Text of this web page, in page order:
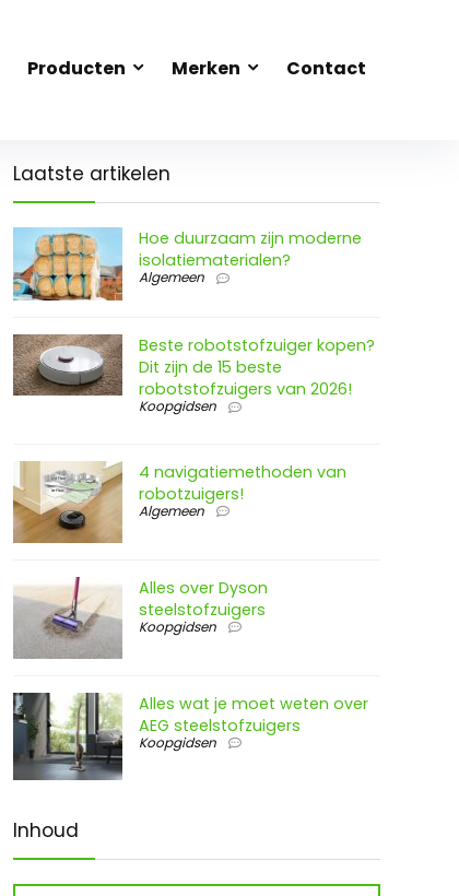
Producten Merken Contact
Laatste artikelen
Hoe duurzaam zijn moderne
isolatiematerialen?
Algemeen
Beste robotstofzuiger kopen?
Dit zijn de 15 beste
robotstofzuigers van 2026!
Koopgidsen
4 navigatiemethoden van
robotzuigers!
Algemeen
Alles over Dyson
steelstofzuigers
Koopgidsen
Alles wat je moet weten over
AEG steelstofzuigers
Koopgidsen
Inhoud